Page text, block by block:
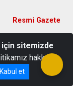
Resmi Gazete
KASTAMONU
sitemizde
hakkında
Kabul et